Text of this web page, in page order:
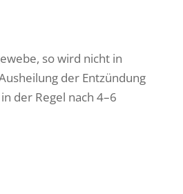
so wird nicht in
der Entzündung
der Regel nach 4–6